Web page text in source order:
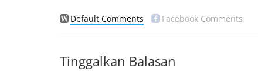
Default Comments Facebook Comments
Tinggalkan Balasan